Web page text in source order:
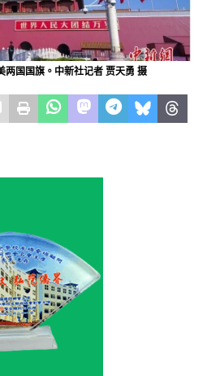
国国旗。中新社记者 贾天勇 摄